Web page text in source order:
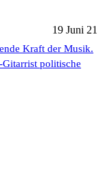
19 Juni 21
Kraft der Musik.
politische